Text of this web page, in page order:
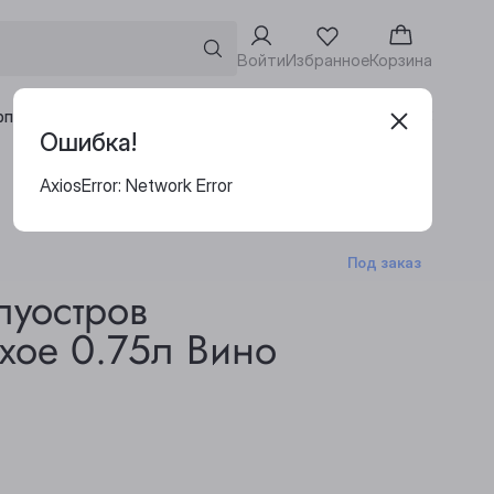
ВойтиИзбранноеКорзина
клиентам Адреса винотек
Под заказ
0.75л Вино
Ошибка!
AxiosError: Network Error